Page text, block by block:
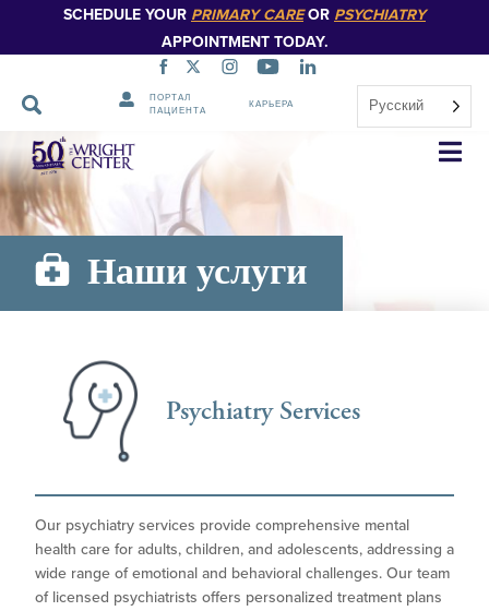
SCHEDULE YOUR PRIMARY CAREOR PSYCHIATRY
APPOINTMENT TODAY.
ПОРТАЛ
ПАЦИЕНТА
КАРЬЕРА Русский
Пропустить
навигацию
Наши услуги
Psychiatry Services
Our psychiatry services provide comprehensive mental
health care for adults, children, and adolescents, addressing a
wide range of emotional and behavioral challenges. Our team
of licensed psychiatrists offers personalized treatment plans